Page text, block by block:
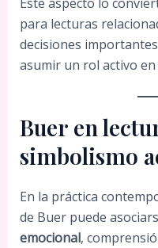
para lecturas
decisiones
asumir un rol activo
Buer en
simbolismo
En la práctica
de Buer puede
emocional,